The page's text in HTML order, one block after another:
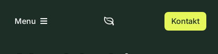
InhaltMenu Kontakt